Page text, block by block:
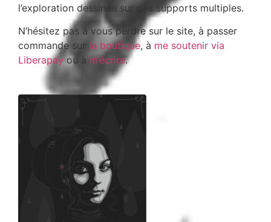
l’exploration dessinée sur des supports multiples.
N’hésitez pas à vous perdre sur le site, à passer
commande sur la boutique, à me soutenir via
Liberapayou à m’écrire.